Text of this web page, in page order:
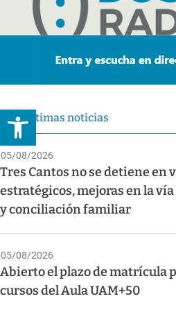
Abrir barra de
Últimas noticias
05/08/2026
Tres Cantos no se detiene en
estratégicos, mejoras en la
y conciliación familiar
05/08/2026
Abierto el plazo de matrícula
cursos del Aula UAM+50